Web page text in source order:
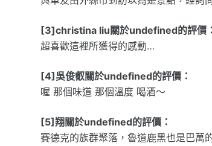
[3]christina liu關於undefined的評價：
超喜歡這裡所獲得的感動…
[4]吳俊叡關於undefined的評價：
喔 那個味道 那個溫度 喝酒～
[5]翔關於undefined的評價：
賽德克的族群聚落，魯道鹿黑也是巴萬